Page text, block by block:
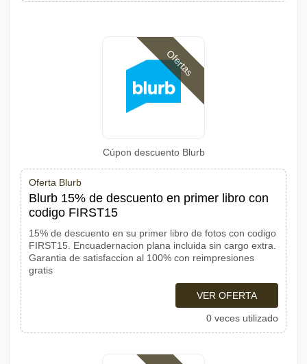
Ofertas
Cúpon descuento Blurb
Oferta Blurb
Blurb 15% de descuento en primer libro con
codigo FIRST15
15% de descuento en su primer libro de fotos con codigo
FIRST15. Encuadernacion plana incluida sin cargo extra.
Garantia de satisfaccion al 100% con reimpresiones
gratis
VER OFERTA
0 veces utilizado